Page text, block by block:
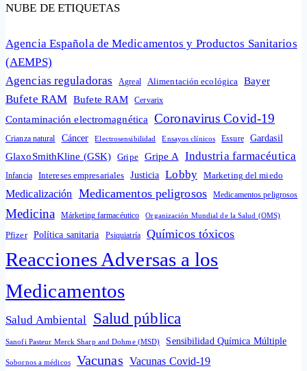
NUBE DE ETIQUETAS
Agencia Española de Medicamentos y Productos Sanitarios
(AEMPS)
Agencias reguladoras
Agreal Alimentación ecológica Bayer
Bufete RAM Bufete RAM Cervarix
Contaminación electromagnética Coronavirus Covid-19
Crianza natural Cáncer Electrosensibilidad Ensayos clínicos Essure Gardasil
GlaxoSmithKline (GSK) Gripe Gripe A Industria farmacéutica
Infancia Intereses empresariales Justicia Lobby Marketing del miedo
Medicalización Medicamentos peligrosos Medicamentos peligrosos
Medicina Márketing farmacéutico Organización Mundial de la Salud (OMS)
Pfizer Política sanitaria Psiquiatría Químicos tóxicos
Reacciones Adversas a los
Medicamentos
Salud Ambiental Salud pública
Sanofi Pasteur Merck Sharp and Dohme (MSD) Sensibilidad Química Múltiple
Sobornos a médicos Vacunas Vacunas Covid-19